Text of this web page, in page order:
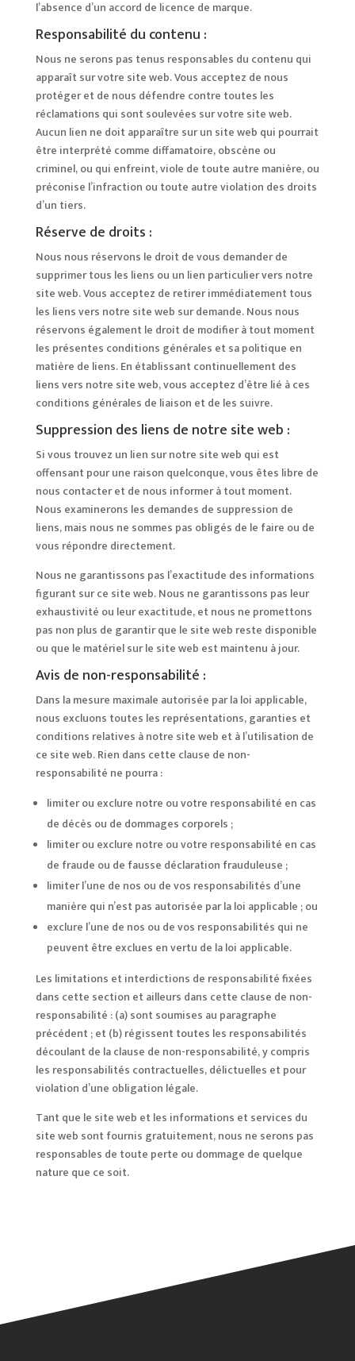
l’absence d’un accord de licence de marque.
Responsabilité du contenu :
Nous ne serons pas tenus responsables du contenu qui
apparaît sur votre site web. Vous acceptez de nous
protéger et de nous défendre contre toutes les
réclamations qui sont soulevées sur votre site web.
Aucun lien ne doit apparaître sur un site web qui pourrait
être interprété comme diffamatoire, obscène ou
criminel, ou qui enfreint, viole de toute autre manière, ou
préconise l’infraction ou toute autre violation des droits
d’un tiers.
Réserve de droits :
Nous nous réservons le droit de vous demander de
supprimer tous les liens ou un lien particulier vers notre
site web. Vous acceptez de retirer immédiatement tous
les liens vers notre site web sur demande. Nous nous
réservons également le droit de modifier à tout moment
les présentes conditions générales et sa politique en
matière de liens. En établissant continuellement des
liens vers notre site web, vous acceptez d’être lié à ces
conditions générales de liaison et de les suivre.
Suppression des liens de notre site web :
Si vous trouvez un lien sur notre site web qui est
offensant pour une raison quelconque, vous êtes libre de
nous contacter et de nous informer à tout moment.
Nous examinerons les demandes de suppression de
liens, mais nous ne sommes pas obligés de le faire ou de
vous répondre directement.
Nous ne garantissons pas l’exactitude des informations
figurant sur ce site web. Nous ne garantissons pas leur
exhaustivité ou leur exactitude, et nous ne promettons
pas non plus de garantir que le site web reste disponible
ou que le matériel sur le site web est maintenu à jour.
Avis de non-responsabilité :
Dans la mesure maximale autorisée par la loi applicable,
nous excluons toutes les représentations, garanties et
conditions relatives à notre site web et à l’utilisation de
ce site web. Rien dans cette clause de non-
responsabilité ne pourra :
limiter ou exclure notre ou votre responsabilité en cas
de décès ou de dommages corporels ;
limiter ou exclure notre ou votre responsabilité en cas
de fraude ou de fausse déclaration frauduleuse ;
limiter l’une de nos ou de vos responsabilités d’une
manière qui n’est pas autorisée par la loi applicable ; ou
exclure l’une de nos ou de vos responsabilités qui ne
peuvent être exclues en vertu de la loi applicable.
Les limitations et interdictions de responsabilité fixées
dans cette section et ailleurs dans cette clause de non-
responsabilité : (a) sont soumises au paragraphe
précédent ; et (b) régissent toutes les responsabilités
découlant de la clause de non-responsabilité, y compris
les responsabilités contractuelles, délictuelles et pour
violation d’une obligation légale.
Tant que le site web et les informations et services du
site web sont fournis gratuitement, nous ne serons pas
responsables de toute perte ou dommage de quelque
nature que ce soit.